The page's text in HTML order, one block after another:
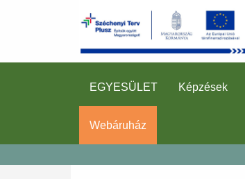
EGYESÜLET Képzések
Webáruház